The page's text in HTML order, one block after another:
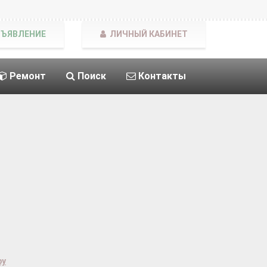
Ремонт Поиск Контакты
ЛИЧНЫЙ КАБИНЕТ